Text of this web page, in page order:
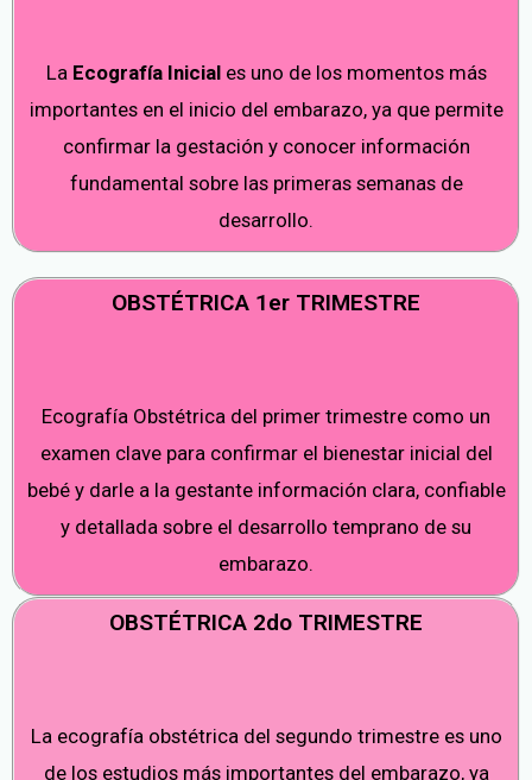
La Ecografía Iniciales uno de los momentos más
importantes en el inicio del embarazo, ya que permite
confirmar la gestación y conocer información
fundamental sobre las primeras semanas de
desarrollo.
OBSTÉTRICA 1er TRIMESTRE
Ecografía Obstétrica del primer trimestre como un
examen clave para confirmar el bienestar inicial del
bebé y darle a la gestante información clara, confiable
y detallada sobre el desarrollo temprano de su
embarazo.
OBSTÉTRICA 2do TRIMESTRE
La ecografía obstétrica del segundo trimestre es uno
de los estudios más importantes del embarazo, ya